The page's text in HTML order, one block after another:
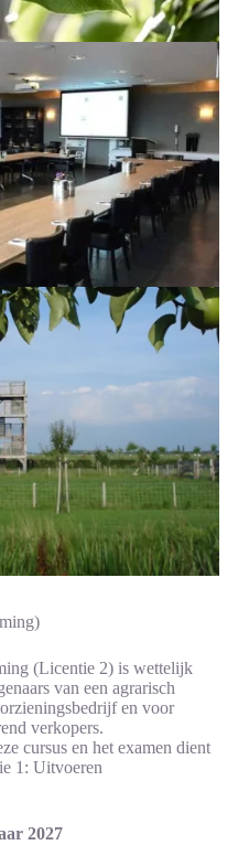
(Licentie 2) is wettelijk
van een agrarisch
en voor
verkopers.
cursus en het examen dient
1: Uitvoeren
2027